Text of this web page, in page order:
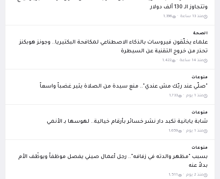
وتتجاوز الـ 130 ألف دولار
منذ 13 ساعة · 1,396
الصحة
علماء يخلّقون فيروسات بالذكاء الاصطناعي لمكافحة البكتيريا.. وجونز هوبكنز
تحذر من خروج التقنية عن السيطرة
منذ 14 ساعة · 1,422
منوعات
"صلّي عند ربّك مش عندي".. منع سيدة من الصلاة يثير غضباً واسعاً
منذ 1 يوم · 1,733
منوعات
شابة يابانية تكبد دار نشر خسائر بأرقام خيالية.. لهوسها بـ الأنمي
منذ 1 يوم · 1,659
منوعات
بسبب "مظهر والدته في زفافه".. رجل أعمال صيني يفصل موظفاً ويوظّف الأم
بدلاً عنه
منذ 2 يوم · 1,511